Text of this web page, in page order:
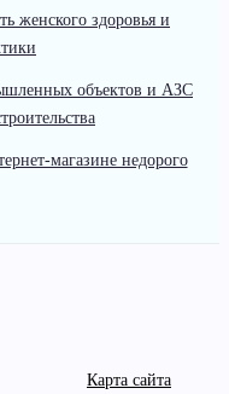
женского здоровья и
объектов и АЗС
магазине недорого
Карта сайта